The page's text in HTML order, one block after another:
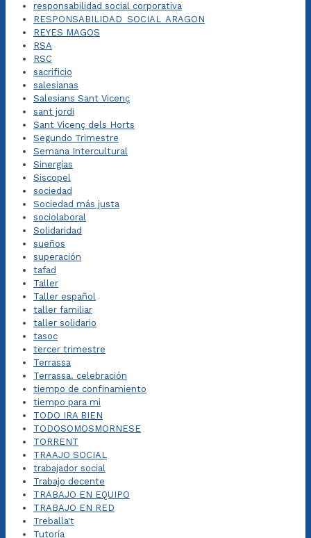
responsabilidad social corporativa
RESPONSABILIDAD_SOCIAL_ARAGON
REYES MAGOS
RSA
RSC
sacrificio
salesianas
Salesians Sant Vicenç
sant jordi
Sant Vicenç dels Horts
Segundo Trimestre
Semana Intercultural
Sinergías
Siscopel
sociedad
Sociedad más justa
sociolaboral
Solidaridad
sueños
superación
tafad
Taller
Taller español
taller familiar
taller solidario
tasoc
tercer trimestre
Terrassa
Terrassa. celebración
tiempo de confinamiento
tiempo para mi
TODO IRA BIEN
TODOSOMOSMORNESE
TORRENT
TRAAJO SOCIAL
trabajador social
Trabajo decente
TRABAJO EN EQUIPO
TRABAJO EN RED
Treballa't
Tutoría